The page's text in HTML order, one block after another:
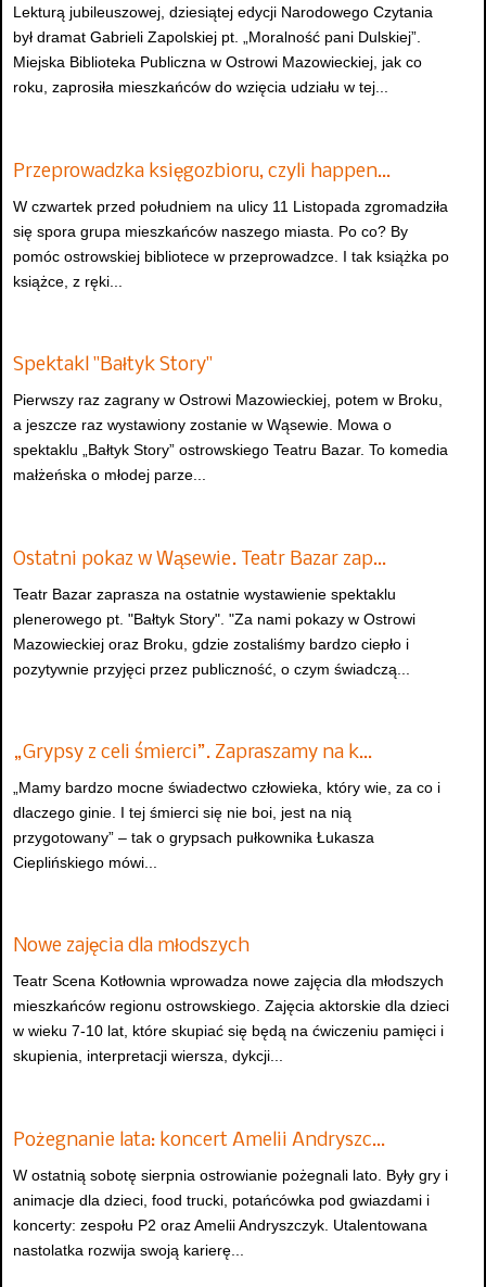
Lekturą jubileuszowej, dziesiątej edycji Narodowego Czytania
był dramat Gabrieli Zapolskiej pt. „Moralność pani Dulskiej”.
Miejska Biblioteka Publiczna w Ostrowi Mazowieckiej, jak co
roku, zaprosiła mieszkańców do wzięcia udziału w tej...
Przeprowadzka księgozbioru, czyli happen…
W czwartek przed południem na ulicy 11 Listopada zgromadziła
się spora grupa mieszkańców naszego miasta. Po co? By
pomóc ostrowskiej bibliotece w przeprowadzce. I tak książka po
książce, z ręki...
Spektakl "Bałtyk Story"
Pierwszy raz zagrany w Ostrowi Mazowieckiej, potem w Broku,
a jeszcze raz wystawiony zostanie w Wąsewie. Mowa o
spektaklu „Bałtyk Story” ostrowskiego Teatru Bazar. To komedia
małżeńska o młodej parze...
Ostatni pokaz w Wąsewie. Teatr Bazar zap…
Teatr Bazar zaprasza na ostatnie wystawienie spektaklu
plenerowego pt. "Bałtyk Story". "Za nami pokazy w Ostrowi
Mazowieckiej oraz Broku, gdzie zostaliśmy bardzo ciepło i
pozytywnie przyjęci przez publiczność, o czym świadczą...
„Grypsy z celi śmierci”. Zapraszamy na k…
„Mamy bardzo mocne świadectwo człowieka, który wie, za co i
dlaczego ginie. I tej śmierci się nie boi, jest na nią
przygotowany” – tak o grypsach pułkownika Łukasza
Cieplińskiego mówi...
Nowe zajęcia dla młodszych
Teatr Scena Kotłownia wprowadza nowe zajęcia dla młodszych
mieszkańców regionu ostrowskiego. Zajęcia aktorskie dla dzieci
w wieku 7-10 lat, które skupiać się będą na ćwiczeniu pamięci i
skupienia, interpretacji wiersza, dykcji...
Pożegnanie lata: koncert Amelii Andryszc…
W ostatnią sobotę sierpnia ostrowianie pożegnali lato. Były gry i
animacje dla dzieci, food trucki, potańcówka pod gwiazdami i
koncerty: zespołu P2 oraz Amelii Andryszczyk. Utalentowana
nastolatka rozwija swoją karierę...